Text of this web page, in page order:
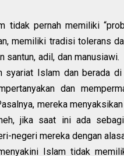
tidak pernah memiliki
memiliki tradisi tolerans
santun, adil, dan
Islam dan berada di
dan
mereka
jika saat ini ada
negeri mereka dengan
Islam tidak